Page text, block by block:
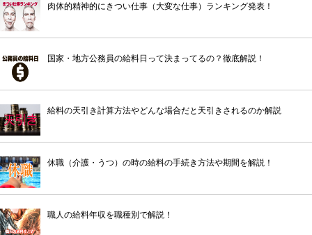
肉体的精神的にきつい仕事（大変な仕事）ランキング発表！
国家・地方公務員の給料日って決まってるの？徹底解説！
給料の天引き計算方法やどんな場合だと天引きされるのか解説
休職（介護・うつ）の時の給料の手続き方法や期間を解説！
職人の給料年収を職種別で解説！